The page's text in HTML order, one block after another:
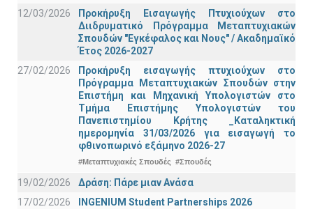
12/03/2026
Προκήρυξη Εισαγωγής Πτυχιούχων στο
Διιδρυματικό Πρόγραμμα Μεταπτυχιακών
Σπουδών "Εγκέφαλος και Νους" / Ακαδημαϊκό
Έτος 2026-2027
27/02/2026
Προκήρυξη εισαγωγής πτυχιούχων στo
Πρόγραμμα Μεταπτυχιακών Σπουδών στην
Επιστήμη και Μηχανική Υπολογιστών στο
Τμήμα Eπιστήμης Υπολογιστών του
Πανεπιστημίου Κρήτης _Καταληκτική
ημερομηνία 31/03/2026 για εισαγωγή το
φθινοπωρινό εξάμηνο 2026-27
#Μεταπτυχιακές Σπουδές #Σπουδές
19/02/2026
Δράση: Πάρε μιαν Ανάσα
17/02/2026
INGENIUM Student Partnerships 2026